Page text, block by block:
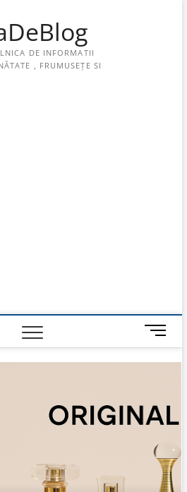
DE INFORMATII
, FRUMUSEȚE SI
M
e
n
u
t
o